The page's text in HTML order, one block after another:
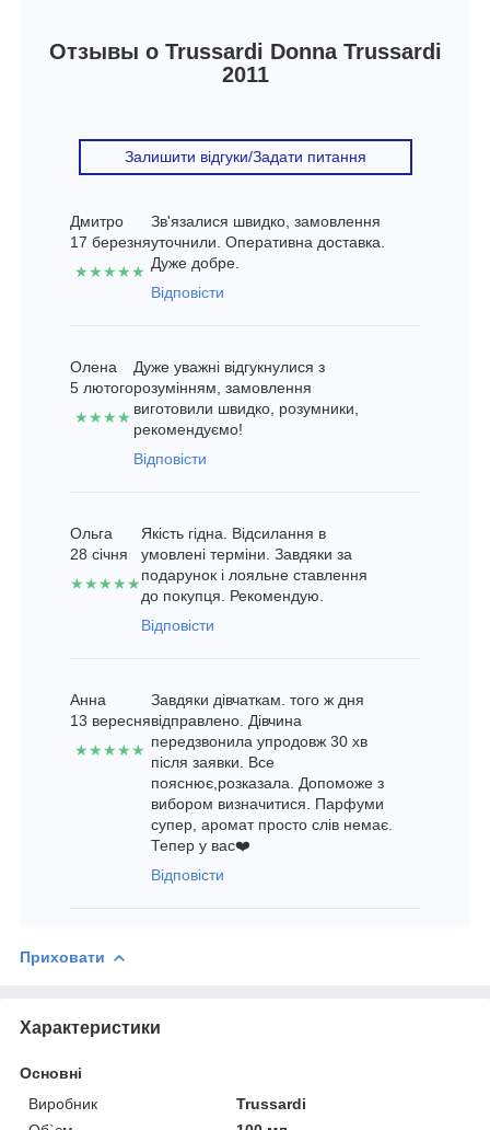
Отзывы о Trussardi Donna Trussardi
2011
Залишити відгуки/Задати питання
Дмитро
17 березня
★★★★★
Зв'язалися швидко, замовлення
уточнили. Оперативна доставка.
Дуже добре.
Відповісти
Олена
5 лютого
★★★★
Дуже уважні відгукнулися з
розумінням, замовлення
виготовили швидко, розумники,
рекомендуємо!
Відповісти
Ольга
28 січня
★★★★★
Якість гідна. Відсилання в
умовлені терміни. Завдяки за
подарунок і лояльне ставлення
до покупця. Рекомендую.
Відповісти
Анна
13 вересня
★★★★★
Завдяки дівчаткам. того ж дня
відправлено. Дівчина
передзвонила упродовж 30 хв
після заявки. Все
пояснює,розказала. Допоможе з
вибором визначитися. Парфуми
супер, аромат просто слів немає.
Тепер у вас❤️
Відповісти
Приховати
Характеристики
Основні
Виробник
Trussardi